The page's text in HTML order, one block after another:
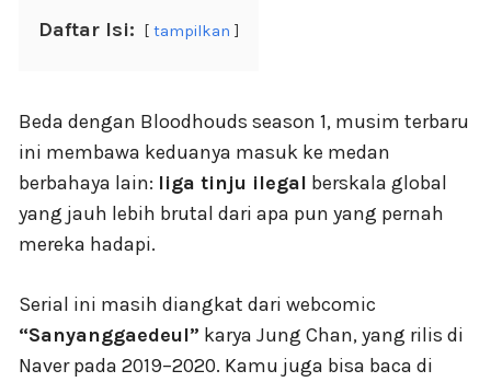
Daftar Isi: tampilkan
Beda dengan Bloodhouds season 1, musim terbaru
ini membawa keduanya masuk ke medan
berbahaya lain: liga tinju ilegal berskala global
yang jauh lebih brutal dari apa pun yang pernah
mereka hadapi.
Serial ini masih diangkat dari webcomic
“Sanyanggaedeul” karya Jung Chan, yang rilis di
Naver pada 2019–2020. Kamu juga bisa baca di